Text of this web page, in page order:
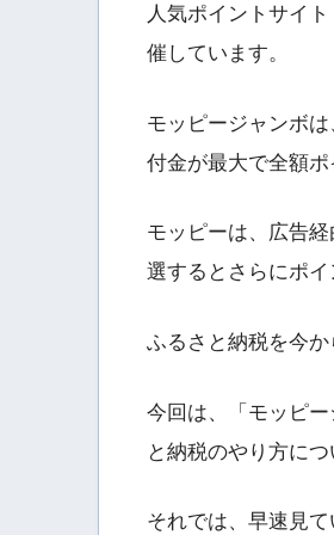
人気ポイントサイ
催しています。
モッピージャンボ
付金が最大で全額ポ
モッピーは、広告
選するとさらにポイ
ふるさと納税を今
今回は、「モッピ
と納税のやり方に
それでは、早速見て